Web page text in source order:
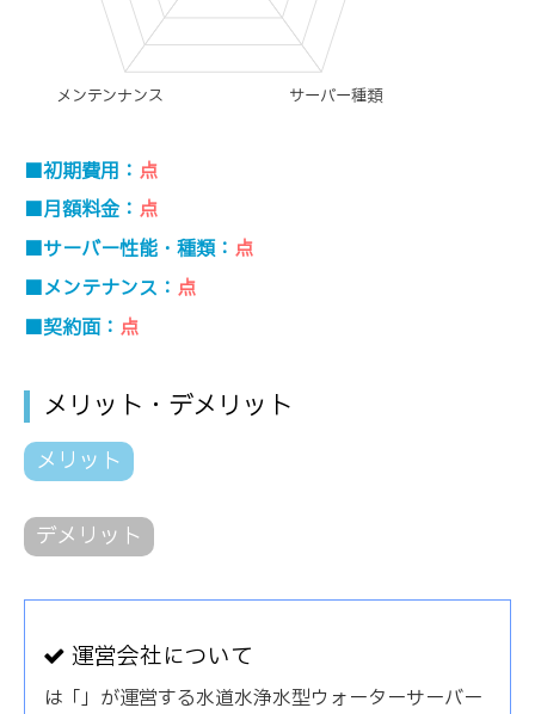
サーバー種類
メンテンナンス
■初期費用： 点
■月額料金： 点
■サーバー性能・種類： 点
■メンテナンス： 点
■契約面： 点
メリット・デメリット
メリット
デメリット
運営会社について
は「」が運営する水道水浄水型ウォーターサーバー